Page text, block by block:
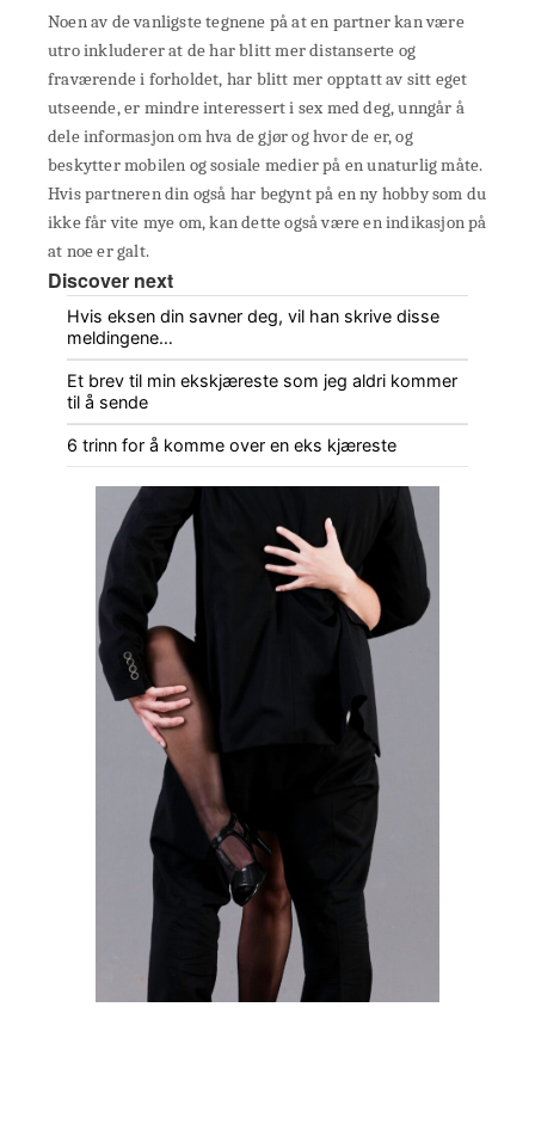
Noen av de vanligste tegnene på at en partner kan være
utro inkluderer at de har blitt mer distanserte og
fraværende i forholdet, har blitt mer opptatt av sitt eget
utseende, er mindre interessert i sex med deg, unngår å
dele informasjon om hva de gjør og hvor de er, og
beskytter mobilen og sosiale medier på en unaturlig måte.
Hvis partneren din også har begynt på en ny hobby som du
ikke får vite mye om, kan dette også være en indikasjon på
at noe er galt.
Discover next
Hvis eksen din savner deg, vil han skrive disse
meldingene…
Et brev til min ekskjæreste som jeg aldri kommer
til å sende
6 trinn for å komme over en eks kjæreste